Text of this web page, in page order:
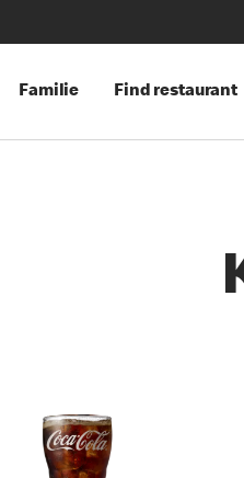
Familie Find restaurant